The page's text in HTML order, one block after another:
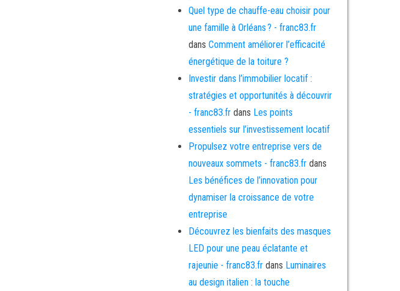
Quel type de chauffe-eau choisir pour
une famille à Orléans ? - franc83.fr
dans Comment améliorer l’efficacité
énergétique de la toiture ?
Investir dans l’immobilier locatif :
stratégies et opportunités à découvrir
- franc83.frdans Les points
essentiels sur l’investissement locatif
Propulsez votre entreprise vers de
nouveaux sommets - franc83.frdans
Les bénéfices de l’innovation pour
dynamiser la croissance de votre
entreprise
Découvrez les bienfaits des masques
LED pour une peau éclatante et
rajeunie - franc83.frdans Luminaires
au design italien : la touche